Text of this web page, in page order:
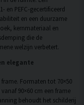
en PEFC-gecertificeerd
en een duurzame
kernmateriaal en
die de
welzijn verbetert.
elegante
Formaten tot 70×50
90×60 cm een frame
behoudt het schilderij